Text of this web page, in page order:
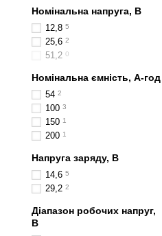
Номінальна напруга, В
12,8 5
25,6 2
51,2 0
Номінальна ємність, А-год
54 2
100 3
150 1
200 1
Напруга заряду, В
14,6 5
29,2 2
Діапазон робочих напруг,
В